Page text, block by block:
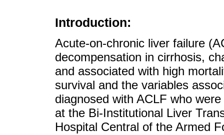
Introduction:
Acute-on-chronic liver failure
decompensation in cirrhosis,
and associated with high
survival and the variables
diagnosed with ACLF who
at the Bi-Institutional Liver
Hospital Central of the Armed